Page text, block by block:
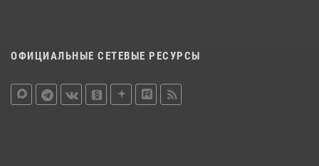
ОФИЦИАЛЬНЫЕ СЕТЕВЫЕ РЕСУРСЫ